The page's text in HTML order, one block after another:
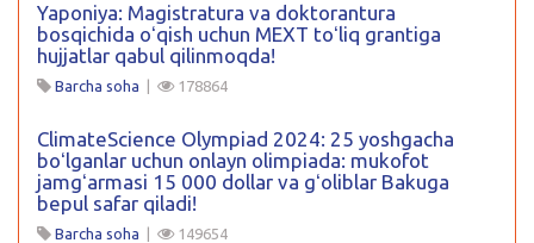
Yaponiya: Magistratura va doktorantura
bosqichida oʻqish uchun MEXT toʻliq grantiga
hujjatlar qabul qilinmoqda!
Barcha soha 178864
ClimateScience Olympiad 2024: 25 yoshgacha
boʻlganlar uchun onlayn olimpiada: mukofot
jamgʻarmasi 15 000 dollar va gʻoliblar Bakuga
bepul safar qiladi!
Barcha soha 149654